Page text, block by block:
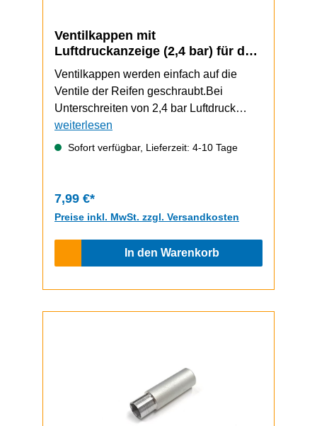
Ventilkappen mit
Luftdruckanzeige (2,4 bar) für den
ePF-2
Ventilkappen werden einfach auf die
Ventile der Reifen geschraubt.Bei
Unterschreiten von 2,4 bar Luftdruck
weist die Kappe durch eine rote Anzeige
auf einen zu niedrigen Luftdruck
PULSEPasst nicht beim ePF-2 mit
weiterlesen
Sofort verfügbar, Lieferzeit: 4-10 Tage
7,99 €*
Preise inkl. MwSt. zzgl. Versandkosten
In den Warenkorb